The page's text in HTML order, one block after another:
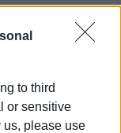
to third
or sensitive
us, please use
στη
και θα ζητήσει
που
αρχή
του Βίδο και
του ως